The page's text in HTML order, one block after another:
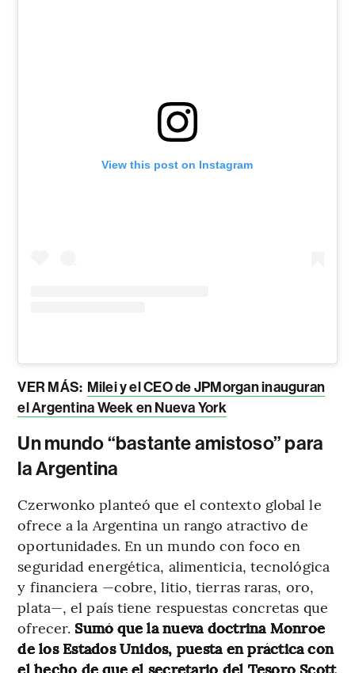
View this post on Instagram
VER MÁS: Milei y el CEO de JPMorgan inauguran
el Argentina Week en Nueva York
Un mundo “bastante amistoso” para
la Argentina
Czerwonko planteó que el contexto global le
ofrece a la Argentina un rango atractivo de
oportunidades. En un mundo con foco en
seguridad energética, alimenticia, tecnológica
y financiera —cobre, litio, tierras raras, oro,
plata—, el país tiene respuestas concretas que
ofrecer. Sumó que la nueva doctrina Monroe
de los Estados Unidos, puesta en práctica con
el hecho de que el secretario del Tesoro Scott